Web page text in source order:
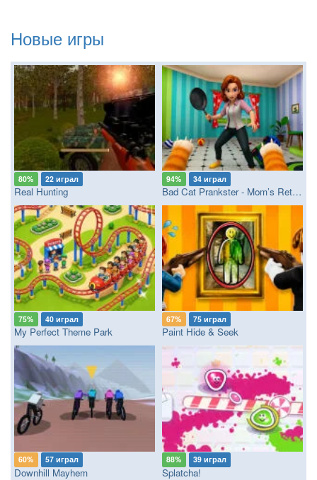
Новые игры
80% 22 играл
Real Hunting
94% 34 играл
Bad Cat Prankster - Mom’s Return
75% 40 играл
My Perfect Theme Park
67% 75 играл
Paint Hide & Seek
60% 57 играл
Downhill Mayhem
88% 39 играл
Splatcha!